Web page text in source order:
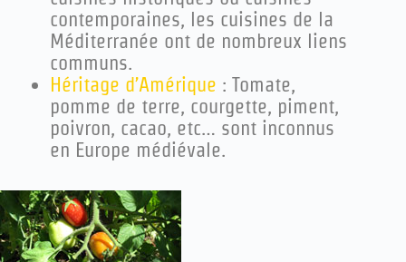
contemporaines, les cuisines de la
Méditerranée ont de nombreux liens
communs.
Héritage d’Amérique : Tomate,
pomme de terre, courgette, piment,
poivron, cacao, etc… sont inconnus
en Europe médiévale.